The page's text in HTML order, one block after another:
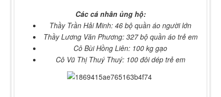
Các cá nhân ủng hộ:
Thầy Trần Hải Minh: 46 bộ quần áo người lớn
Thầy Lương Văn Phương: 327 bộ quần áo trẻ em
Cô Bùi Hồng Liên: 100 kg gạo
Cô Vũ Thị Thuý Thuý: 100 đôi dép trẻ em